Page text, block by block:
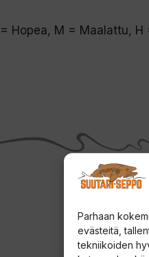
Parhaan
evästeitä,
tekniikoiden
Hopea, M = Maalattu, H